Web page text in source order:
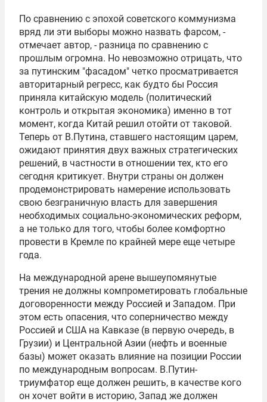
По сравнению с эпохой советского коммунизма
вряд ли эти выборы можно назвать фарсом, -
отмечает автор, - разница по сравнению с
прошлым огромна. Но невозможно отрицать, что
за путинским "фасадом" четко просматривается
авторитарный регресс, как будто бы Россия
приняла китайскую модель (политический
контроль и открытая экономика) именно в тот
момент, когда Китай решил отойти от таковой.
Теперь от В.Путина, ставшего настоящим царем,
ожидают принятия двух важных стратегических
решений, в частности в отношении тех, кто его
сегодня критикует. Внутри страны он должен
продемонстрировать намерение использовать
свою безграничную власть для завершения
необходимых социально-экономических реформ,
а не только для того, чтобы более комфортно
провести в Кремле по крайней мере еще четыре
года.
На международной арене вышеупомянутые
трения не должны компрометировать глобальные
договоренности между Россией и Западом. При
этом есть опасения, что соперничество между
Россией и США на Кавказе (в первую очередь, в
Грузии) и Центральной Азии (нефть и военные
базы) может оказать влияние на позиции России
по международным вопросам. В.Путин-
триумфатор еще должен решить, в качестве кого
он хочет войти в историю, Запад же должен